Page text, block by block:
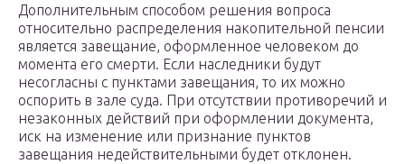
Дополнительным способом решения вопроса
относительно распределения накопительной пенсии
является завещание, оформленное человеком до
момента его смерти. Если наследники будут
несогласны с пунктами завещания, то их можно
оспорить в зале суда. При отсутствии противоречий и
незаконных действий при оформлении документа,
иск на изменение или признание пунктов
завещания недействительными будет отклонен.